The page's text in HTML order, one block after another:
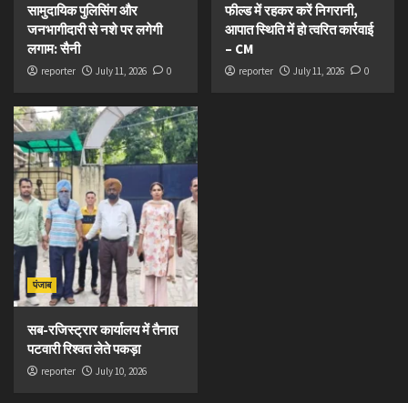
सामुदायिक पुलिसिंग और
जनभागीदारी से नशे पर लगेगी
लगाम: सैनी
reporter July 11, 2026 0
फील्ड में रहकर करें निगरानी,
आपात स्थिति में हो त्वरित कार्रवाई
– CM
reporter July 11, 2026 0
पंजाब
सब-रजिस्ट्रार कार्यालय में तैनात
पटवारी रिश्वत लेते पकड़ा
reporter July 10, 2026